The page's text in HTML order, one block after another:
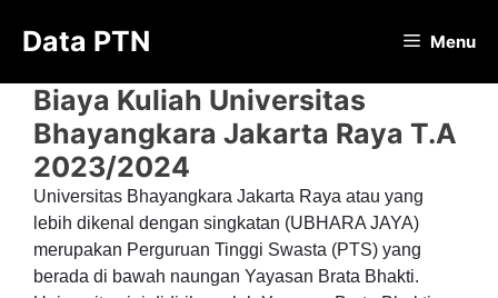
Data PTN Menu
Biaya Kuliah Universitas
Bhayangkara Jakarta Raya T.A
2023/2024
Universitas Bhayangkara Jakarta Raya atau yang
lebih dikenal dengan singkatan (UBHARA JAYA)
merupakan Perguruan Tinggi Swasta (PTS) yang
berada di bawah naungan Yayasan Brata Bhakti.